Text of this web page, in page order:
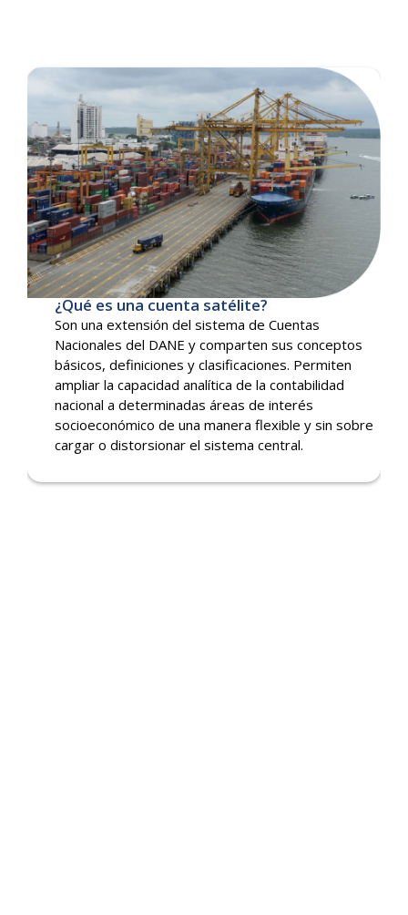
¿Qué es una cuenta satélite?
Son una extensión del sistema de Cuentas
Nacionales del DANE y comparten sus conceptos
básicos, definiciones y clasificaciones. Permiten
ampliar la capacidad analítica de la contabilidad
nacional a determinadas áreas de interés
socioeconómico de una manera flexible y sin sobre
cargar o distorsionar el sistema central.